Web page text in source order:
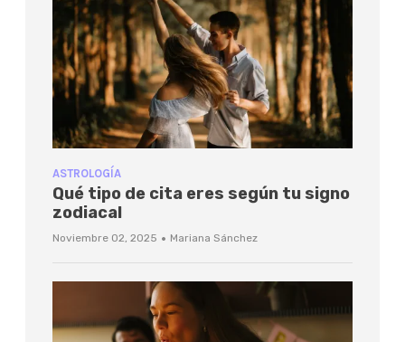
ASTROLOGÍA
Qué tipo de cita eres según tu signo
zodiacal
Noviembre 02, 2025 · Mariana Sánchez